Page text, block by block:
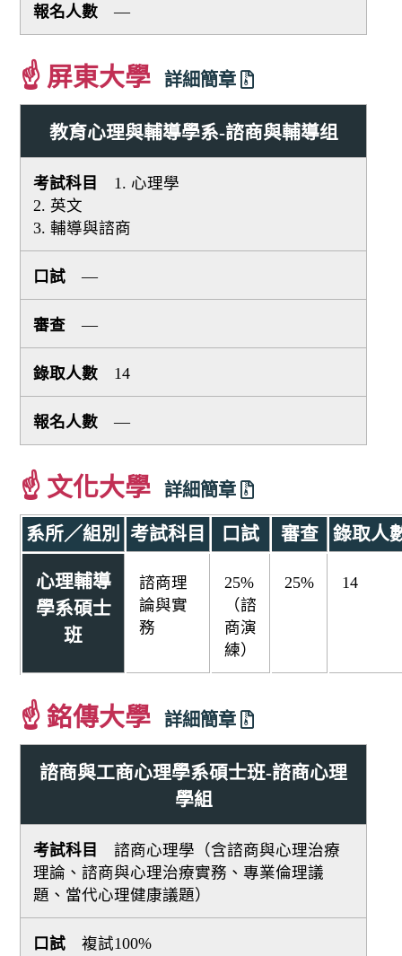
—
☝ 屏東大學 詳細簡章
教育心理與輔導學系-諮商與輔導组
1. 心理學
2. 英文
3. 輔導與諮商
—
—
14
—
☝ 文化大學 詳細簡章
系所／組別 考試科目 口試 審查 錄取人
心理輔導
學系碩士
班
諮商理
論與實
務
25%
（諮
商演
練）
25% 14
☝ 銘傳大學 詳細簡章
諮商與工商心理學系碩士班-諮商心理
學組
諮商心理學（含諮商與心理治療
理論、諮商與心理治療實務、專業倫理議
題、當代心理健康議題）
複試100%